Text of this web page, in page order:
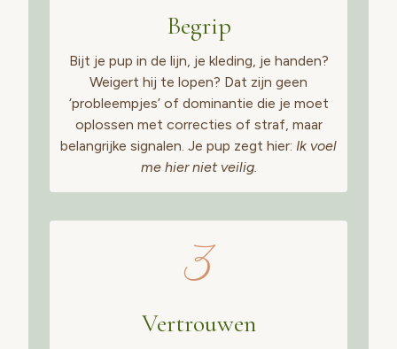
Begrip
Bijt je pup in de lijn, je kleding, je handen?
Weigert hij te lopen? Dat zijn geen
‘probleempjes’ of dominantie die je moet
oplossen met correcties of straf, maar
belangrijke signalen. Je pup zegt hier: Ik voel
me hier niet veilig.
3
Vertrouwen